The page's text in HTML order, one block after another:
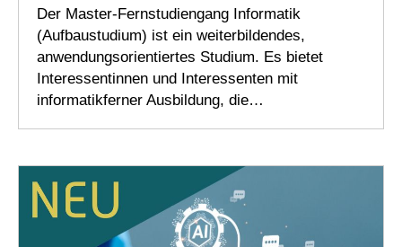
Der Master-Fernstudiengang Informatik
(Aufbaustudium) ist ein weiterbildendes,
anwendungsorientiertes Studium. Es bietet
Interessentinnen und Interessenten mit
informatikferner Ausbildung, die…